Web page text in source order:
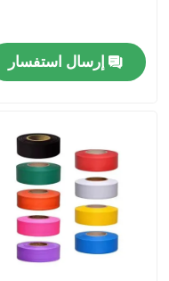
منزل
المنتجات
إرسال استفسار